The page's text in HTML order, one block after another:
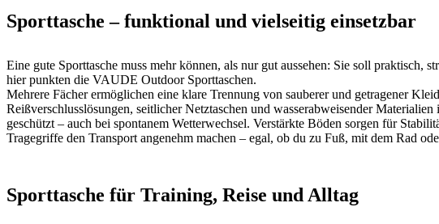
Sporttasche – funktional und vielseitig einsetzbar
Eine gute Sporttasche muss mehr können, als nur gut aussehen: Sie soll praktisch,
hier punkten die VAUDE Outdoor Sporttaschen.
Mehrere Fächer ermöglichen eine klare Trennung von sauberer und getragener
Reißverschlusslösungen, seitlicher Netztaschen und wasserabweisender
geschützt – auch bei spontanem Wetterwechsel. Verstärkte Böden sorgen für
Tragegriffe den Transport angenehm machen – egal, ob du zu Fuß, mit dem Rad
Sporttasche für Training, Reise und Alltag